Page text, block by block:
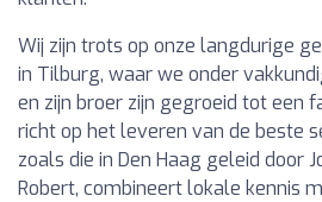
Wij zijn trots op onze langdurige
in Tilburg, waar we onder
en zijn broer zijn gegroeid tot een
richt op het leveren van de beste
zoals die in Den Haag geleid door
Robert, combineert lokale kennis